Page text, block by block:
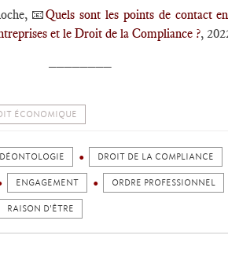
📧Quels sont les points de contact
et le Droit de la Compliance ?,
ÉCONOMIQUE
DÉONTOLOGIE DROIT DE LA COMPLIANCE
ENGAGEMENT ORDRE PROFESSIONNEL
RAISON D'ÊTRE